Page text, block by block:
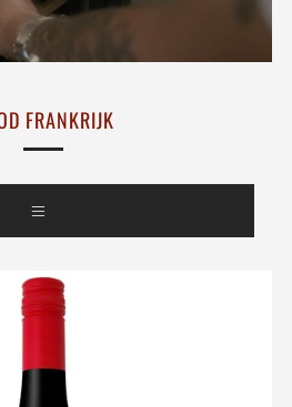
FRANKRIJK